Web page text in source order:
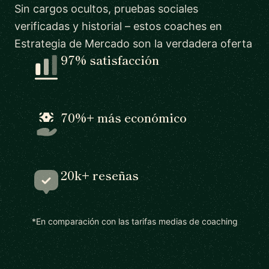
Sin cargos ocultos, pruebas sociales
verificadas y historial – estos coaches en
Estrategia de Mercado son la verdadera oferta
97% satisfacción
70%+ más económico
20k+ reseñas
*En comparación con las tarifas medias de coaching